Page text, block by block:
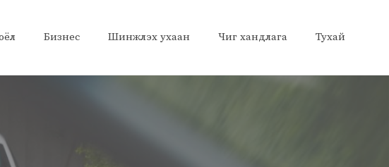
Бизнес Шинжлэх ухаан Чиг хандлага Тухай